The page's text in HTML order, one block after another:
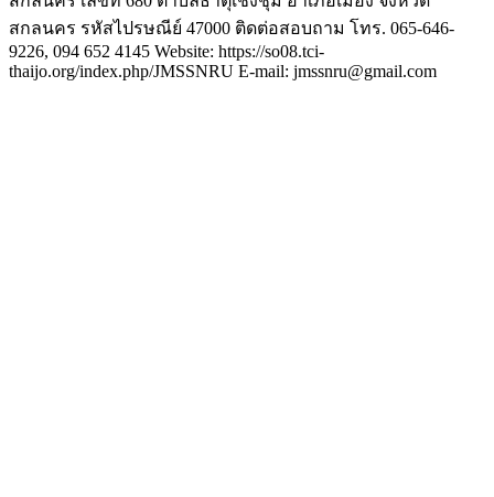
สกลนคร รหัสไปรษณีย์ 47000 ติดต่อสอบถาม โทร. 065-646-
9226, 094 652 4145 Website: https://so08.tci-
thaijo.org/index.php/JMSSNRU E-mail: jmssnru@gmail.com